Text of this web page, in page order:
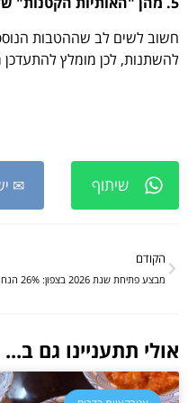
חשוב לשים לב שההטבות
להשתנות, לכן מומלץ
שיתוף ✉
הקודם
מבצע פתיחת שנת 2026 בצפון: 26% הנחה על חופשות ברשת ניר דוד
אולי תתעניינו גם ב...